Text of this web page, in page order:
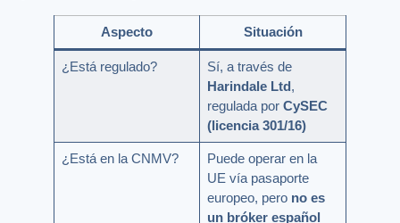
Aspecto Situación
¿Está regulado?
Sí, a través de
Harindale Ltd,
regulada por CySEC
(licencia 301/16)
¿Está en la CNMV?
Puede operar en la
UE vía pasaporte
europeo, pero no es
un bróker español